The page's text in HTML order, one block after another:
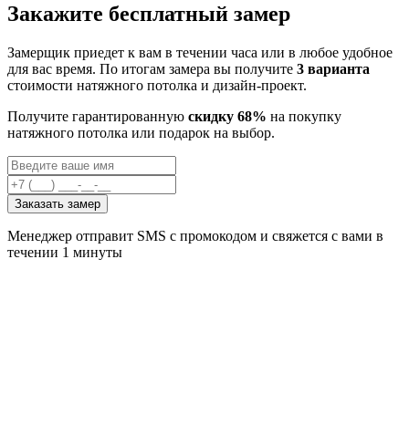
Закажите бесплатный замер
Замерщик приедет к вам в течении часа или в любое удобное
для вас время. По итогам замера вы получите 3 варианта
стоимости натяжного потолка и дизайн-проект.
Получите гарантированную скидку 68% на покупку
натяжного потолка или подарок на выбор.
Заказать замер
Менеджер отправит SMS с промокодом и свяжется с вами в
течении 1 минуты